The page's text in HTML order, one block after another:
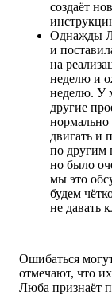
создаёт
Однажды
и
на
неделю и
неделю. У
другие
нормально
двигать и
по другим
но было
мы это
будем
не давать
Ошибаться
отмечают, что
Люба признаёт